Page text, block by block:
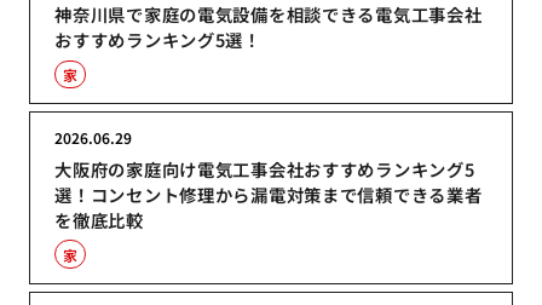
神奈川県で家庭の電気設備を相談できる電気工事会社
おすすめランキング5選！
家
大阪府の家庭向け電気工事会社おすすめランキング5
選！コンセント修理から漏電対策まで信頼できる業者
を徹底比較
2026.06.29
家